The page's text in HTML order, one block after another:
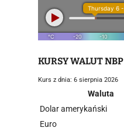
KURSY WALUT NBP
Kurs z dnia: 6 sierpnia 2026
Waluta
Dolar amerykański
Euro